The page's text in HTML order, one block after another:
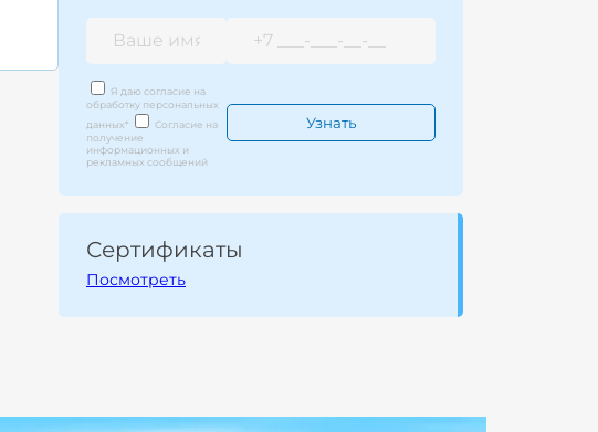
Я даю согласие на
обработку персональных
данных*
Согласие на
получение
информационных и
рекламных сообщений
Сертификаты
Посмотреть